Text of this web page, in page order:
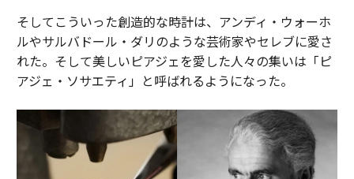
そしてこういった創造的な時計は、アンディ・ウォーホ
ルやサルバドール・ダリのような芸術家やセレブに愛さ
れた。そして美しいピアジェを愛した人々の集いは「ピ
アジェ・ソサエティ」と呼ばれるようになった。